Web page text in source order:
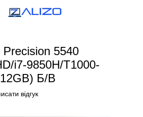
Precision 5540
i7-9850H/T1000-
Б/В
відгук